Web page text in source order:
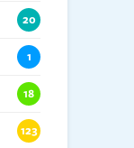
20
1
18
123